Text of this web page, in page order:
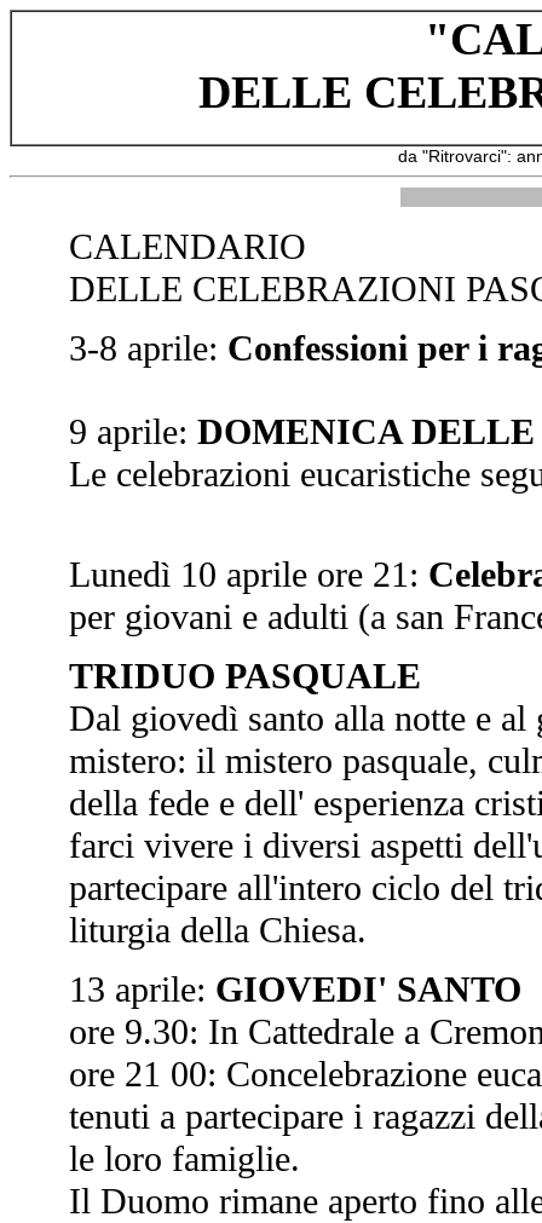
DELLE
da "Ritrovarci":
CALENDARIO
DELLE CELEBRAZIONI
3-8 aprile: Confessioni per i
9 aprile: DOMENICA
Le celebrazioni eucaristiche
Lunedì 10 aprile ore 21:
per giovani e adulti (a san
TRIDUO PASQUALE
Dal giovedì santo alla notte e
mistero: il mistero pasquale,
della fede e dell' esperienza
farci vivere i diversi aspetti
partecipare all'intero ciclo del
liturgia della Chiesa.
13 aprile: GIOVEDI' SANTO
ore 9.30: In Cattedrale a
ore 21 00: Concelebrazione
tenuti a partecipare i ragazzi
le loro famiglie.
Il Duomo rimane aperto fino